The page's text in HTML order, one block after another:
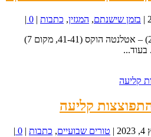
| בזמן שישנתם, המגזין, כתבות |
0
|
בוסטון סלטיקס (57-25, מקום 2) – אטלנטה הוקס (41-41, מקום 7)
| טורים שבועיים, כתבות |
0
|